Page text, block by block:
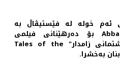
ئه‌م خوله‌ له فێستیڤاڵ به
"عه‌باس فازل" Abbas Fahdel بۆ ده‌رهێنانی فیلمی
سینه‌مایی "چیرۆکه‌کانی نیشتمانی زامدار" Tales of the